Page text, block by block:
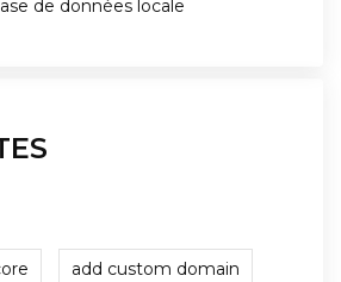
de données locale
add custom domain